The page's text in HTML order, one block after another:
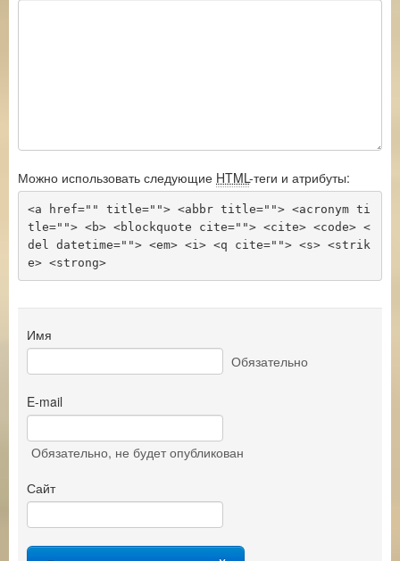
Можно использовать следующие HTML-теги и атрибуты:
<a href="" title=""> <abbr title=""> <acronym ti
tle=""> <b> <blockquote cite=""> <cite> <code> <
del datetime=""> <em> <i> <q cite=""> <s> <strik
e> <strong>
Имя
Обязательно
E-mail
Обязательно, не будет опубликован
Сайт